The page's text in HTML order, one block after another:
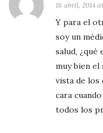
18 abril, 2014
Y para el
soy un
salud, ¿qué
muy bien el
vista de los
cara
todos los